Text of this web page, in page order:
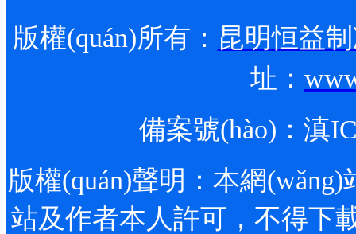
版權(quán)所有： 昆明恒益
址：
備案號(hào)： 滇
版權(quán)聲明：本網
站及作者本人許可，不得下載